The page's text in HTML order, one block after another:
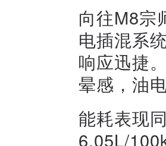
向往M8宗
电插混系
响应迅捷
晕感，油
能耗表现
6.05L/